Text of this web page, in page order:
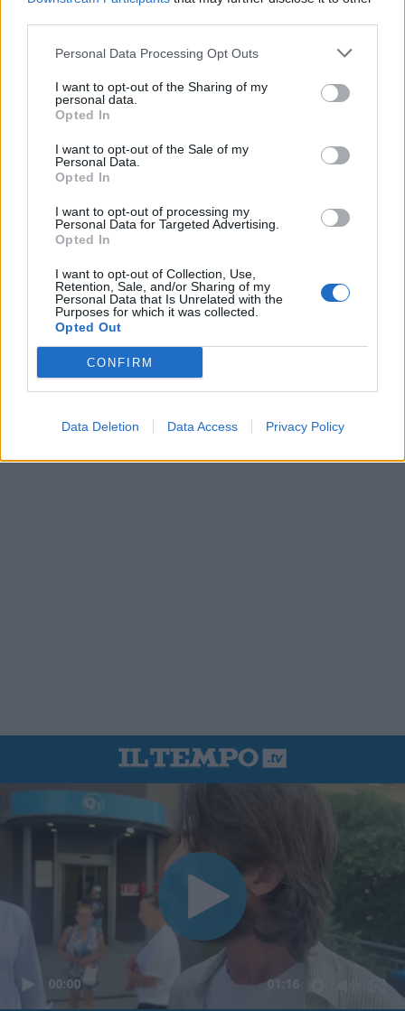
Personal Data Processing Opt Outs
I want to opt-out of the Sharing of my
personal data.
Opted In
I want to opt-out of the Sale of my
Personal Data.
Opted In
I want to opt-out of processing my
Personal Data for Targeted Advertising.
Opted In
I want to opt-out of Collection, Use,
Retention, Sale, and/or Sharing of my
Personal Data that Is Unrelated with the
Purposes for which it was collected.
Opted Out
CONFIRM
Data Deletion Data Access Privacy Policy
00:00 01:16